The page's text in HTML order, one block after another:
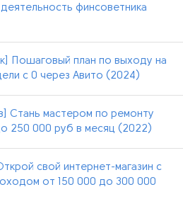
финсоветника
Пошаговый план по выходу на
с 0 через Авито (2024)
Стань мастером по ремонту
250 000 руб в месяц (2022)
свой интернет-магазин с
от 150 000 до 300 000